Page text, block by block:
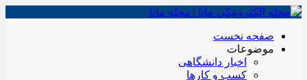
صفحه نخست
موضوعات
اخبار دانشگاهی
کسب و کارها